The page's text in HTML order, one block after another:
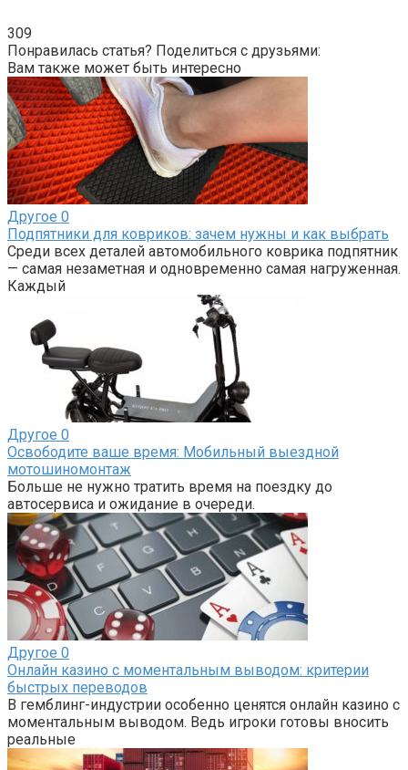
309
Понравилась статья? Поделиться с друзьями:
Вам также может быть интересно
Другое 0
Подпятники для ковриков: зачем нужны и как выбрать
Среди всех деталей автомобильного коврика подпятник
— самая незаметная и одновременно самая нагруженная.
Каждый
Другое 0
Освободите ваше время: Мобильный выездной
мотошиномонтаж
Больше не нужно тратить время на поездку до
автосервиса и ожидание в очереди.
Другое 0
Онлайн казино с моментальным выводом: критерии
быстрых переводов
В гемблинг-индустрии особенно ценятся онлайн казино с
моментальным выводом. Ведь игроки готовы вносить
реальные